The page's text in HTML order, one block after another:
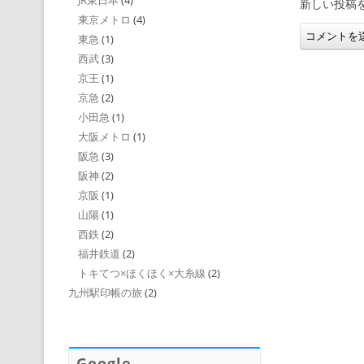
新しい投稿
東京メトロ (4)
東急 (1)
西武(3)
京王 (1)
京急 (2)
小田急 (1)
大阪メトロ (1)
阪急 (3)
阪神 (2)
京阪 (1)
山陽 (1)
西鉄 (2)
福井鉄道 (2)
トキてつ×ほくほく×大糸線 (2)
九州駅印帳の旅 (2)